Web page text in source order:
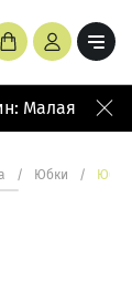
Малая
/ Юбки /